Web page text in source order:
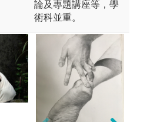
論及專題講座等，學
術科並重。
【理論分析